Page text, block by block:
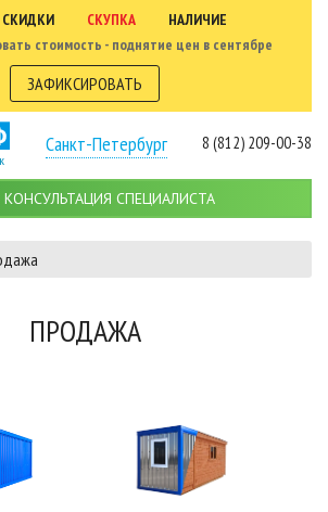
СКУПКА
НАЛИЧИЕ
стоимость - поднятие цен в сентябре
ЗАФИКСИРОВАТЬ
Санкт-Петербург 8 (812) 209-00-38
КОНСУЛЬТАЦИЯ СПЕЦИАЛИСТА
ПРОДАЖА